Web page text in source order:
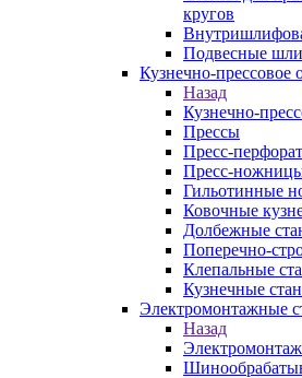
кругов
Подвесные
Кузнечно-прессовое
Назад
Кузнечно-
Прессы
Пресс-
Пресс-
Гильотинные
Ковочные
Долбежные
Поперечно-
Клепальные
Кузнечные
Электромонтажные
Назад